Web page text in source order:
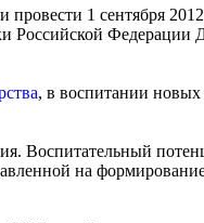
1 сентября 2012
Российской Федерации
, в воспитании новых
Воспитательный
на